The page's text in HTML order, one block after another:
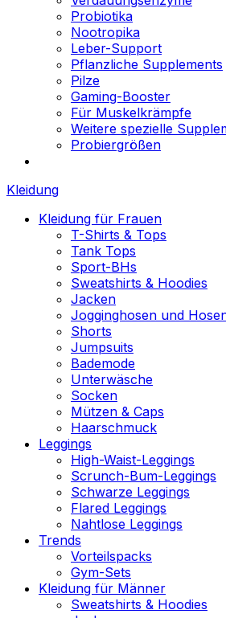
Probiotika
Nootropika
Leber-Support
Pflanzliche Supplements
Pilze
Gaming-Booster
Für Muskelkrämpfe
Weitere spezielle
Probiergrößen
Kleidung
Kleidung für Frauen
T-Shirts & Tops
Tank Tops
Sport-BHs
Sweatshirts & Hoodies
Jacken
Jogginghosen und
Shorts
Jumpsuits
Bademode
Unterwäsche
Socken
Mützen & Caps
Haarschmuck
Leggings
High-Waist-Leggings
Scrunch-Bum-Leggings
Schwarze Leggings
Flared Leggings
Nahtlose Leggings
Trends
Vorteilspacks
Gym-Sets
Kleidung für Männer
Sweatshirts & Hoodies